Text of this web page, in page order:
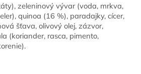
zeleninový vývar (voda, mrkva,
quinoa (16 %), paradajky, cícer,
šťava, olivový olej, zázvor,
(koriander, rasca, pimento,